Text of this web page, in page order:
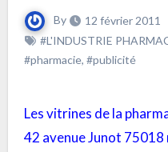
By
12 février 2011
#L'INDUSTRIE
#pharmacie, #publicité
Les vitrines de la pharmacie centrale de Montmartre
42 avenue Junot